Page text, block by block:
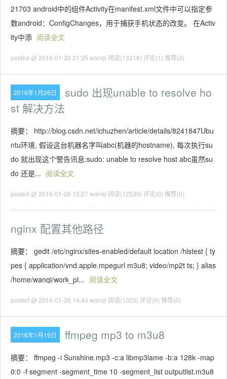
21703 android中的组件Activity在manifest.xml文件中可以指定参
数android：ConfigChanges，用于捕获手机状态的改变。 在Activ
ity中添 阅读全文
posted @ 2016-01-30 21:35 wanqi 阅读(13218) 评论(1) 推荐(3)
2016年1月26日
sudo 出现unable to resolve ho
st 解决方法
摘要： http://blog.csdn.net/ichuzhen/article/details/8241847Ubu
ntu环境, 假设这台机器名字叫abc(机器的hostname), 每次执行su
do 就出现这个警告讯息:sudo: unable to resolve host abc虽然su
do 还是... 阅读全文
posted @ 2016-01-26 15:27 wanqi 阅读(12539) 评论(0) 推荐(0)
nginx 配置其他路径
摘要： gedit /etc/nginx/sites-enabled/default location /hlstest { ty
pes { application/vnd.apple.mpegurl m3u8; video/mp2t ts; } alias
/home/wanqi/work_pl... 阅读全文
posted @ 2016-01-26 14:44 wanqi 阅读(1023) 评论(0) 推荐(0)
2016年1月19日 ffmpeg mp3 to m3u8
摘要： ffmpeg -i Sunshine.mp3 -c:a libmp3lame -b:a 128k -map
0:0 -f segment -segment_time 10 -segment_list outputlist.m3u8